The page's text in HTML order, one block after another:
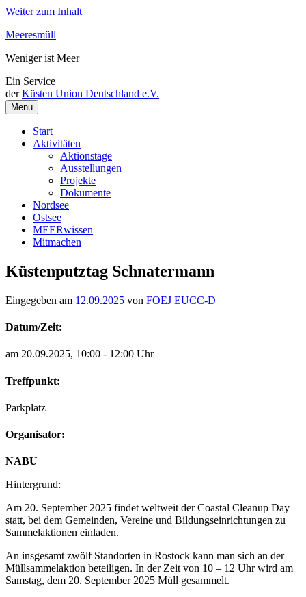
Weiter zum Inhalt
Meeresmüll
Weniger ist Meer
Ein Service
derKüsten Union Deutschland e.V.
Menu
Start
Aktivitäten
Aktionstage
Ausstellungen
Projekte
Dokumente
Nordsee
Ostsee
MEERwissen
Mitmachen
Küstenputztag Schnatermann
Eingegeben am 12.09.2025 von FOEJ EUCC-D
Datum/Zeit:
am 20.09.2025, 10:00 - 12:00 Uhr
Treffpunkt:
Parkplatz
Organisator:
NABU
Hintergrund:
Am 20. September 2025 findet weltweit der Coastal Cleanup Day
statt, bei dem Gemeinden, Vereine und Bildungseinrichtungen zu
Sammelaktionen einladen.
An insgesamt zwölf Standorten in Rostock kann man sich an der
Müllsammelaktion beteiligen. In der Zeit von 10 – 12 Uhr wird am
Samstag, dem 20. September 2025 Müll gesammelt.